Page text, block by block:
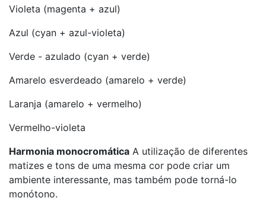
Violeta (magenta + azul)
Azul (cyan + azul-violeta)
Verde - azulado (cyan + verde)
Amarelo esverdeado (amarelo + verde)
Laranja (amarelo + vermelho)
Vermelho-violeta
Harmonia monocromática A utilização de diferentes
matizes e tons de uma mesma cor pode criar um
ambiente interessante, mas também pode torná-lo
monótono.